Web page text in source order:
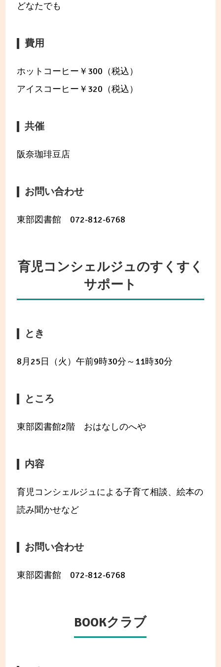
どなたでも
費用
ホットコーヒー￥300（税込）
アイスコーヒー￥320（税込）
共催
阪奈珈琲豆店
お問い合わせ
東部図書館 072-812-6768
育児コンシェルジュのすくすく
サポート
とき
8月25日（火）午前9時30分～11時30分
ところ
東部図書館2階 おはなしのへや
内容
育児コンシェルジュによる子育て相談、絵本の
読み聞かせなど
お問い合わせ
東部図書館 072-812-6768
BOOKクラブ